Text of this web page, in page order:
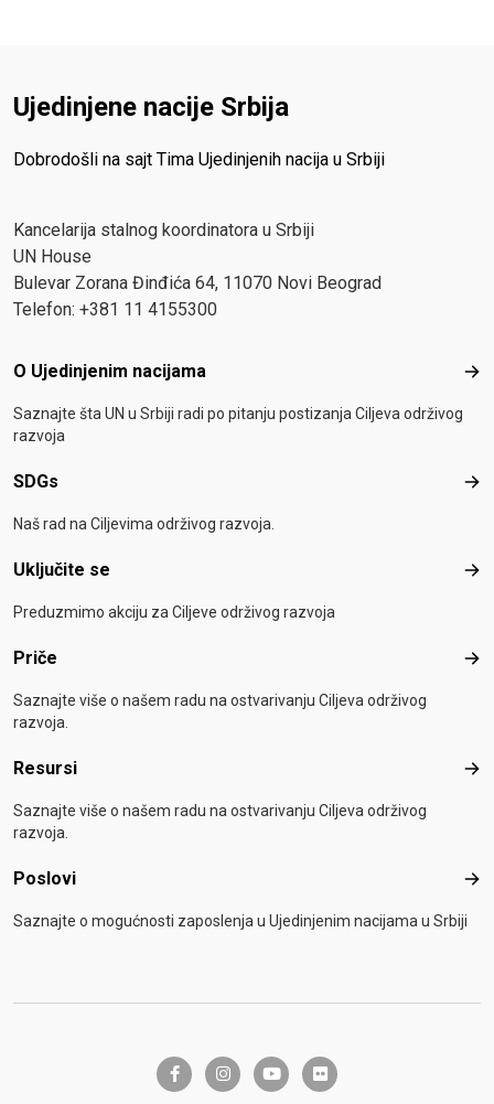
Ujedinjene nacije Srbija
Dobrodošli na sajt Tima Ujedinjenih nacija u Srbiji
Kancelarija stalnog koordinatora u Srbiji
UN House
Bulevar Zorana Đinđića 64, 11070 Novi Beograd
Telefon: +381 11 4155300
Footer menu
O Ujedinjenim nacijama O
Saznajte šta UN u Srbiji radi po pitanju postizanja Ciljeva održivog
razvoja
SDGs
Naš rad na Ciljevima održivog razvoja.
Uključite se
Preduzmimo akciju za Ciljeve održivog razvoja
Priče
Saznajte više o našem radu na ostvarivanju Ciljeva održivog
razvoja.
Resursi
Saznajte više o našem radu na ostvarivanju Ciljeva održivog
razvoja.
Poslovi
Saznajte o mogućnosti zaposlenja u Ujedinjenim nacijama u Srbiji
facebook-finstagramyoutube flickr